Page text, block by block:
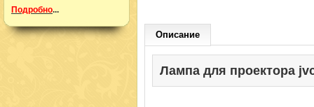
Подробно...
Описание
Лампа для проектора